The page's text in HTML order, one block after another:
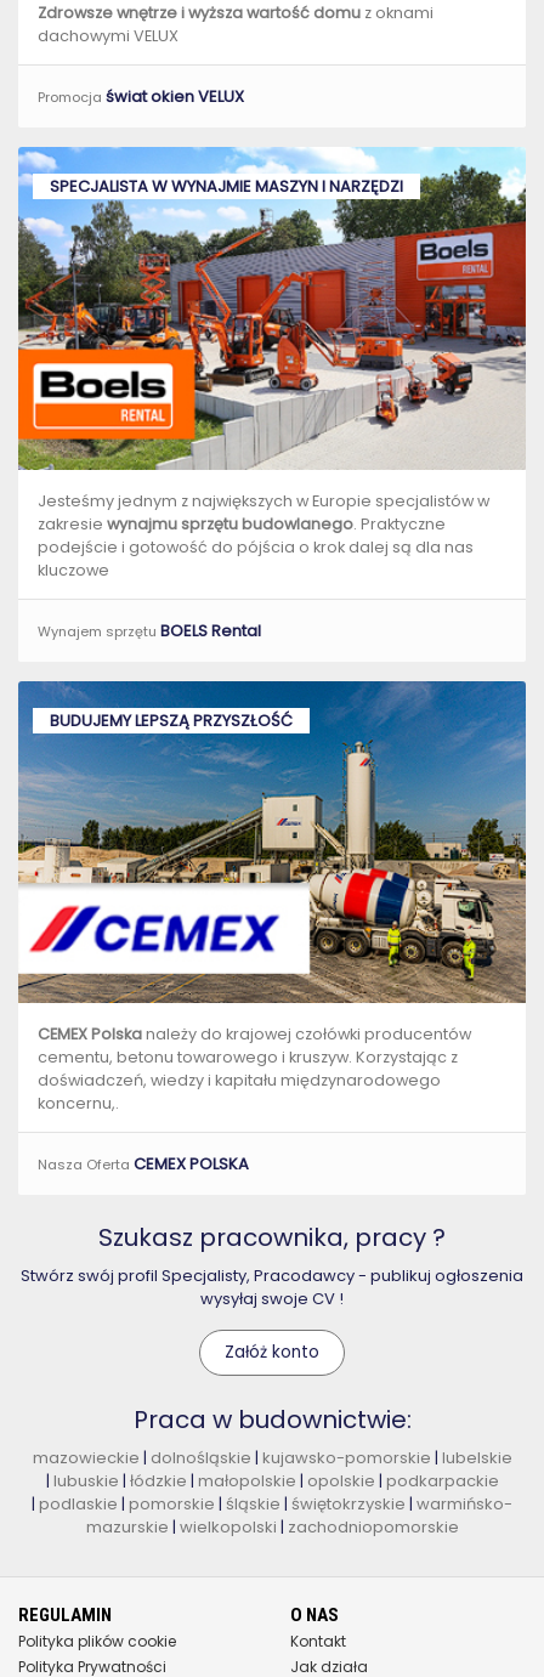
Zdrowsze wnętrze i wyższa wartość domu z oknami
dachowymi VELUX
Promocja świat okien VELUX
SPECJALISTA W WYNAJMIE MASZYN I NARZĘDZI
Jesteśmy jednym z największych w Europie specjalistów w
zakresie wynajmu sprzętu budowlanego. Praktyczne
podejście i gotowość do pójścia o krok dalej są dla nas
kluczowe
Wynajem sprzętu BOELS Rental
BUDUJEMY LEPSZĄ PRZYSZŁOŚĆ
CEMEX Polskanależy do krajowej czołówki producentów
cementu, betonu towarowego i kruszyw. Korzystając z
doświadczeń, wiedzy i kapitału międzynarodowego
koncernu,.
Nasza Oferta CEMEX POLSKA
Szukasz pracownika, pracy ?
Stwórz swój profil Specjalisty, Pracodawcy - publikuj ogłoszenia
wysyłaj swoje CV !
Załóż konto
Praca w budownictwie:
mazowieckie | dolnośląskie | kujawsko-pomorskie | lubelskie
| lubuskie | łódzkie | małopolskie | opolskie | podkarpackie
| podlaskie | pomorskie | śląskie | świętokrzyskie | warmińsko-
mazurskie | wielkopolski | zachodniopomorskie
REGULAMIN
Polityka plików cookie
Polityka Prywatności
O NAS
Kontakt
Jak działa